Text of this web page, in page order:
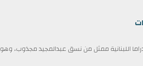
اللبنانية ممثل من نسق عبدالمجيد مجذوب، وهو